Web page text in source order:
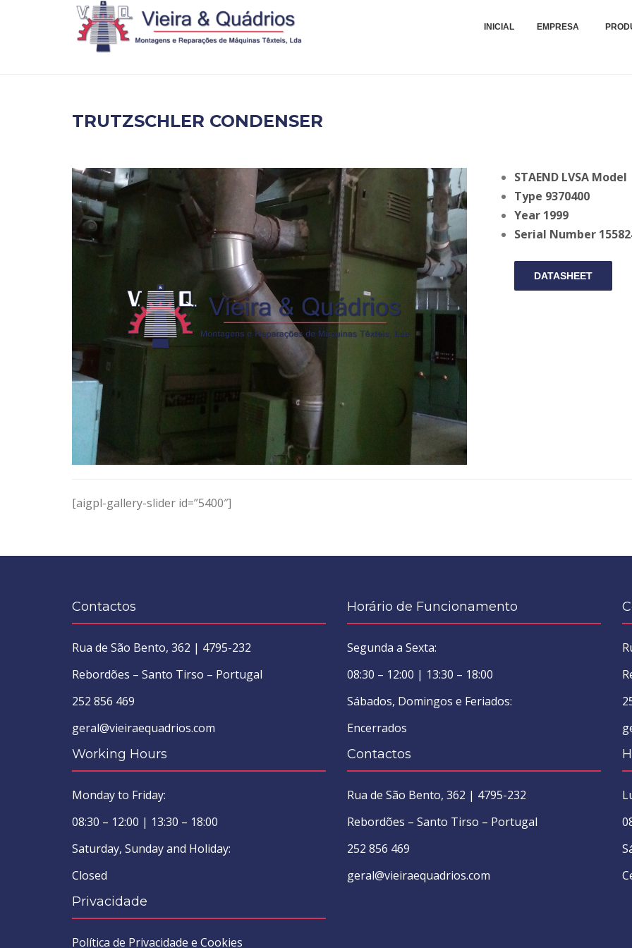
VIEIRA E QUÁDRIOS -
INICIAL EMPRESA
TRUTZSCHLER CONDENSER
STAEND LVSA Model
Type 9370400
Year 1999
Serial Number
DATASHEET
[aigpl-gallery-slider id=”5400″]
Contactos
Rua de São Bento, 362 | 4795-232
Rebordões – Santo Tirso – Portugal
252 856 469
geral@vieiraequadrios.com
Horário de Funcionamento
Segunda a Sexta:
08:30 – 12:00 | 13:30 – 18:00
Sábados, Domingos e Feriados:
Encerrados
Working Hours
Monday to Friday:
08:30 – 12:00 | 13:30 – 18:00
Saturday, Sunday and Holiday:
Closed
Contactos
Rua de São Bento, 362 | 4795-232
Rebordões – Santo Tirso – Portugal
252 856 469
geral@vieiraequadrios.com
Privacidade
Política de Privacidade e Cookies